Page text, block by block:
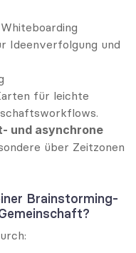
Ideenverfolgung und
für leichte
und asynchrone
über Zeitzonen
Brainstorming-